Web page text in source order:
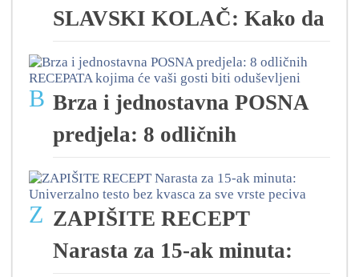
SLAVSKI KOLAČ: Kako da
B Brza i jednostavna POSNA
predjela: 8 odličnih
Z ZAPIŠITE RECEPT
Narasta za 15-ak minuta: